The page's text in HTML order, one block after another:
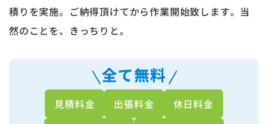
積りを実施。ご納得頂けてから作業開始致します。当
然のことを、きっちりと。
見積料金 出張料金
休日料金
全て無料